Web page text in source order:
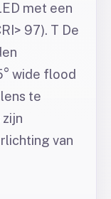
met een
97). T De
wide flood
te
van